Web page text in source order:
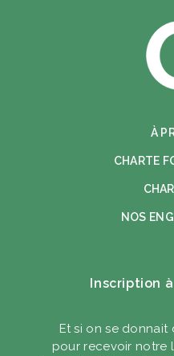
À
CHARTE
NOS
Inscription
Et si on se donnait
pour recevoir notre